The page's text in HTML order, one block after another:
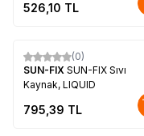
526,10 TL
(0)
SUN-FIX SUN-FIX Sıvı
Kaynak, LIQUID
795,39 TL